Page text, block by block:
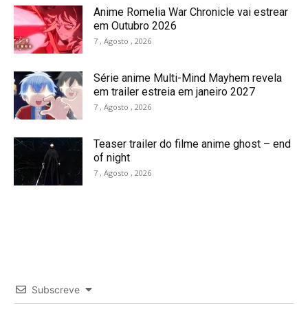
Anime Romelia War Chronicle vai estrear
em Outubro 2026
7 , Agosto , 2026
Série anime Multi-Mind Mayhem revela
em trailer estreia em janeiro 2027
7 , Agosto , 2026
Teaser trailer do filme anime ghost – end
of night
7 , Agosto , 2026
Subscreve